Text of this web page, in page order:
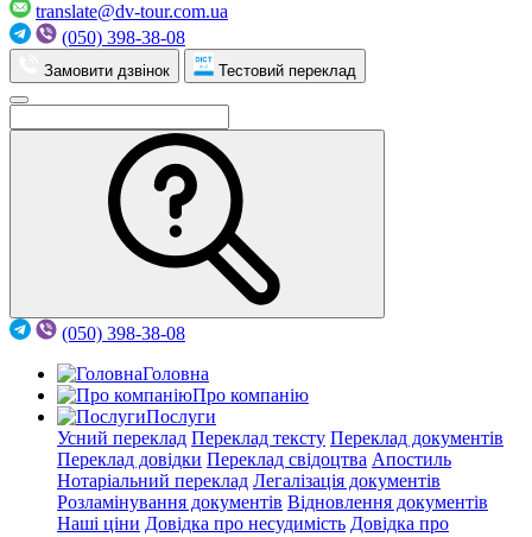
translate@dv-tour.com.ua
(050) 398-38-08
Замовити дзвінок Тестовий переклад
(050) 398-38-08
Головна
Про компанію
Послуги
Усний переклад Переклад тексту Переклад документів
Переклад довідки Переклад свідоцтва Апостиль
Нотаріальний переклад Легалізація документів
Розламінування документів Відновлення документів
Наші ціни Довідка про несудимість Довідка про